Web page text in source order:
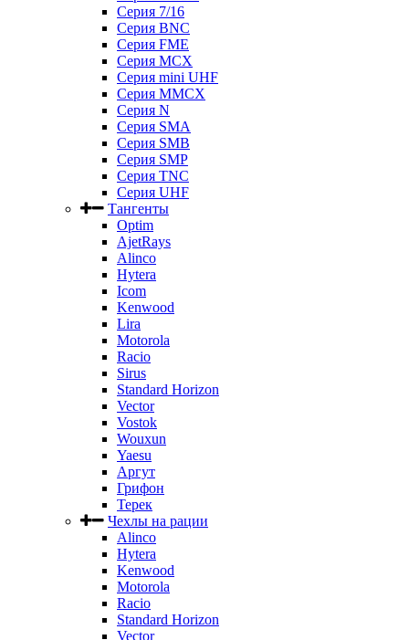
Серия 7/16
Серия BNC
Серия FME
Серия MCX
Серия mini UHF
Серия MMCX
Серия N
Серия SMA
Серия SMB
Серия SMP
Серия TNC
Серия UHF
Тангенты
Optim
AjetRays
Alinco
Hytera
Icom
Kenwood
Lira
Motorola
Racio
Sirus
Standard Horizon
Vector
Vostok
Wouxun
Yaesu
Аргут
Грифон
Терек
Чехлы на рации
Alinco
Hytera
Kenwood
Motorola
Racio
Standard Horizon
Vector